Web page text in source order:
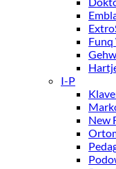
Funq
I-P
New